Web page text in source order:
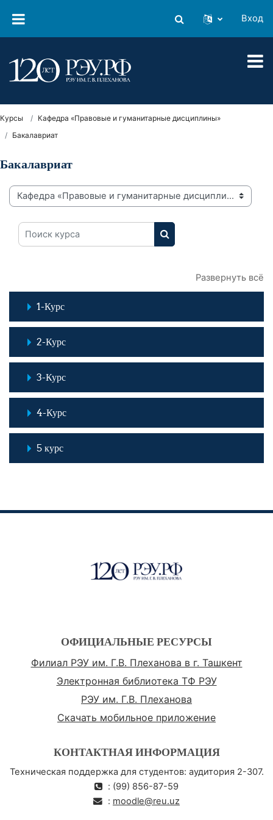
Изменить данные
Вход
Курсы
Кафедра «Правовые и гуманитарные дисциплины»
Бакалавриат
Бакалавриат
Категории курсов
Поиск курса
ПОИСК КУРСА
Развернуть всё
1-Курс
2-Курс
3-Курс
4-Курс
5 курс
ОФИЦИАЛЬНЫЕ РЕСУРСЫ
Филиал РЭУ им. Г.В. Плеханова в г. Ташкент
Электронная библиотека ТФ РЭУ
РЭУ им. Г.В. Плеханова
Скачать мобильное приложение
КОНТАКТНАЯ ИНФОРМАЦИЯ
Техническая поддержка для студентов: аудитория 2-307.
: (99) 856-87-59
: moodle@reu.uz